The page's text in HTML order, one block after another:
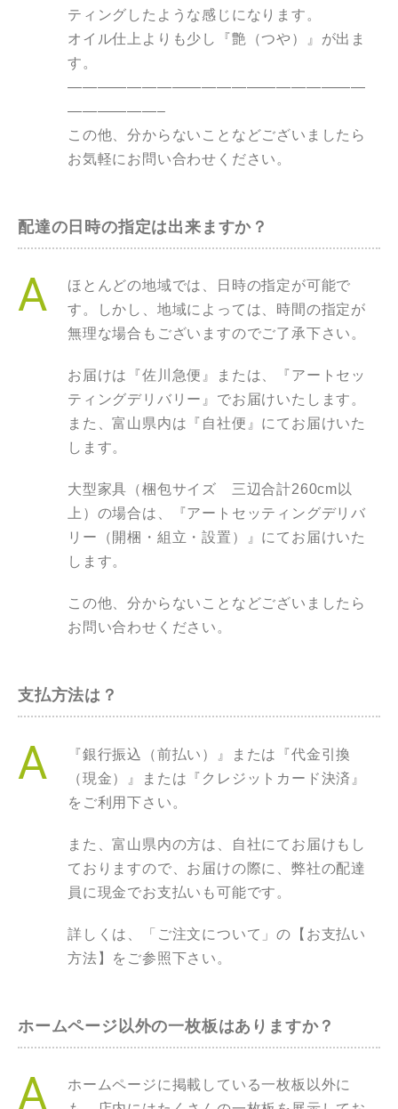
ティングしたような感じになります。
オイル仕上 よりも少し『艶（つや）』が出ま
す。
————————————————————
——————–
この他、分からないことなどございましたら
お気軽にお問い合わせください。
配達の日時の指定は出来ますか？
ほとんどの地域では、日時の指定が可能で
す。しかし、地域によっては、時間の指定が
無理な場合もございますのでご了承下さい。
お届けは『佐川急便』または、『アートセッ
ティングデリバリー』でお届けいたします。
また、富山県内は『自社便』にてお届けいた
します。
大型家具（梱包サイズ 三辺合計260cm以
上）の場合は、『アートセッティングデリバ
リー（開梱・組立・設置）』にてお届けいた
します。
この他、分からないことなどございましたら
お問い合わせください。
支払方法は？
『銀行振込（前払い）』または『代金引換
（現金）』または『クレジットカード決済』
をご利用下さい。
また、富山県内の方は、自社にてお届けもし
ておりますので、お届けの際に、弊社の配達
員に現金でお支払いも可能です。
詳しくは、「ご注文について」の【お支払い
方法】をご参照下さい。
ホームページ以外の一枚板はありますか？
ホームページに掲載している一枚板以外に